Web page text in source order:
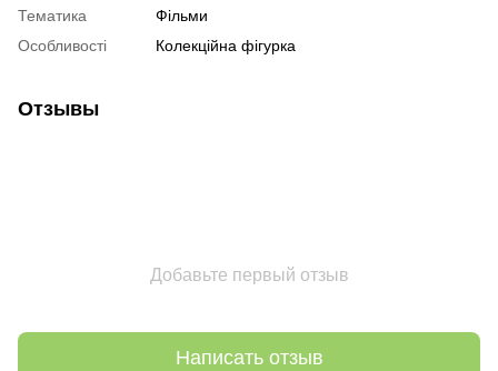
Тематика
Фільми
Особливості
Колекційна фігурка
Отзывы
Добавьте первый отзыв
Написать отзыв